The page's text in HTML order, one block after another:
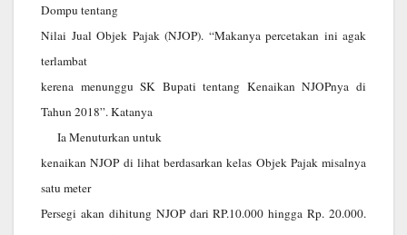
Dompu tentang
Nilai Jual Objek Pajak (NJOP). “Makanya percetakan ini agak
terlambat
kerena menunggu SK Bupati tentang Kenaikan NJOPnya di
Tahun 2018”. Katanya
Ia Menuturkan untuk
kenaikan NJOP di lihat berdasarkan kelas Objek Pajak misalnya
satu meter
Persegi akan dihitung NJOP dari RP.10.000 hingga Rp. 20.000.